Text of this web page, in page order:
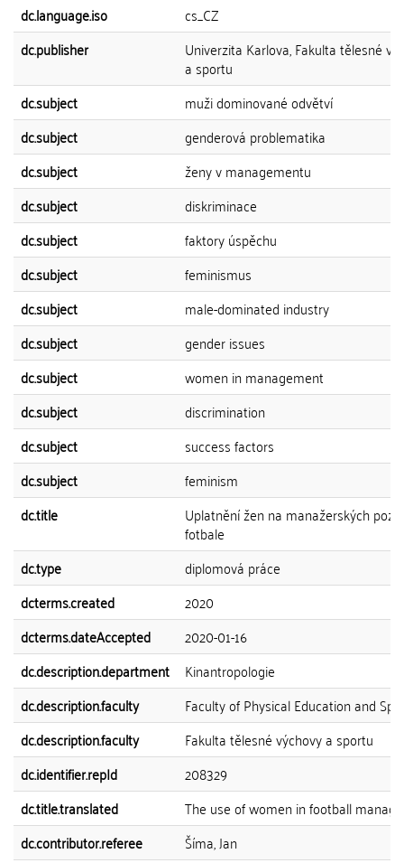
dc.language.iso
cs_CZ
dc.publisher
Univerzita Karlova, Fakulta tělesné
a sportu
dc.subject
muži dominované odvětví
dc.subject
genderová problematika
dc.subject
ženy v managementu
dc.subject
diskriminace
dc.subject
faktory úspěchu
dc.subject
feminismus
dc.subject
male-dominated industry
dc.subject
gender issues
dc.subject
women in management
dc.subject
discrimination
dc.subject
success factors
dc.subject
feminism
dc.title
Uplatnění žen na manažerských
fotbale
dc.type
diplomová práce
dcterms.created
2020
dcterms.dateAccepted
2020-01-16
dc.description.department
Kinantropologie
dc.description.faculty
Faculty of Physical Education and
dc.description.faculty
Fakulta tělesné výchovy a sportu
dc.identifier.repId
208329
dc.title.translated
The use of women in football
dc.contributor.referee
Šíma, Jan